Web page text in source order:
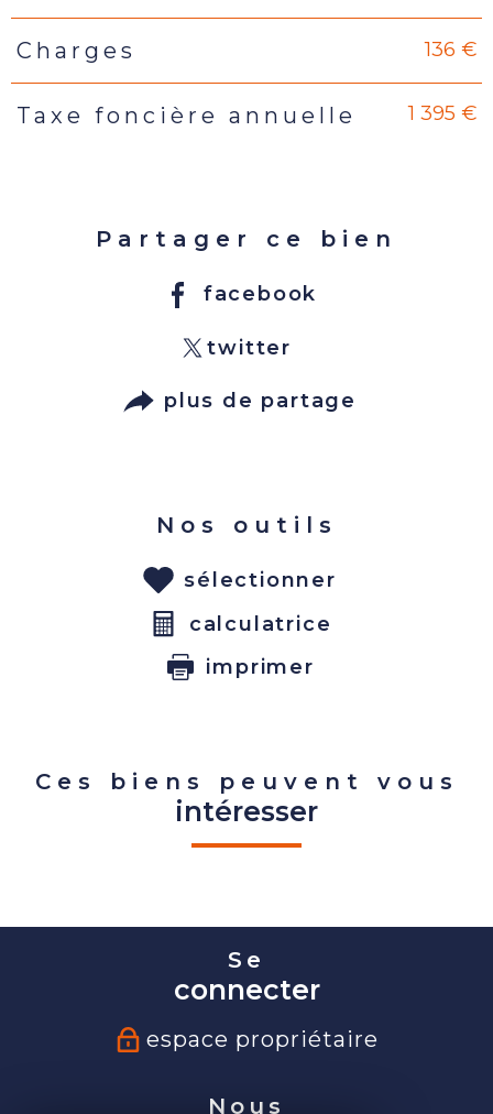
Charges 136 €
Taxe foncière annuelle 1 395 €
Partager ce bien
facebook
twitter
plus de partage
Nos outils
sélectionner
calculatrice
imprimer
Ces biens peuvent vous
intéresser
Se
connecter
espace propriétaire
Nous